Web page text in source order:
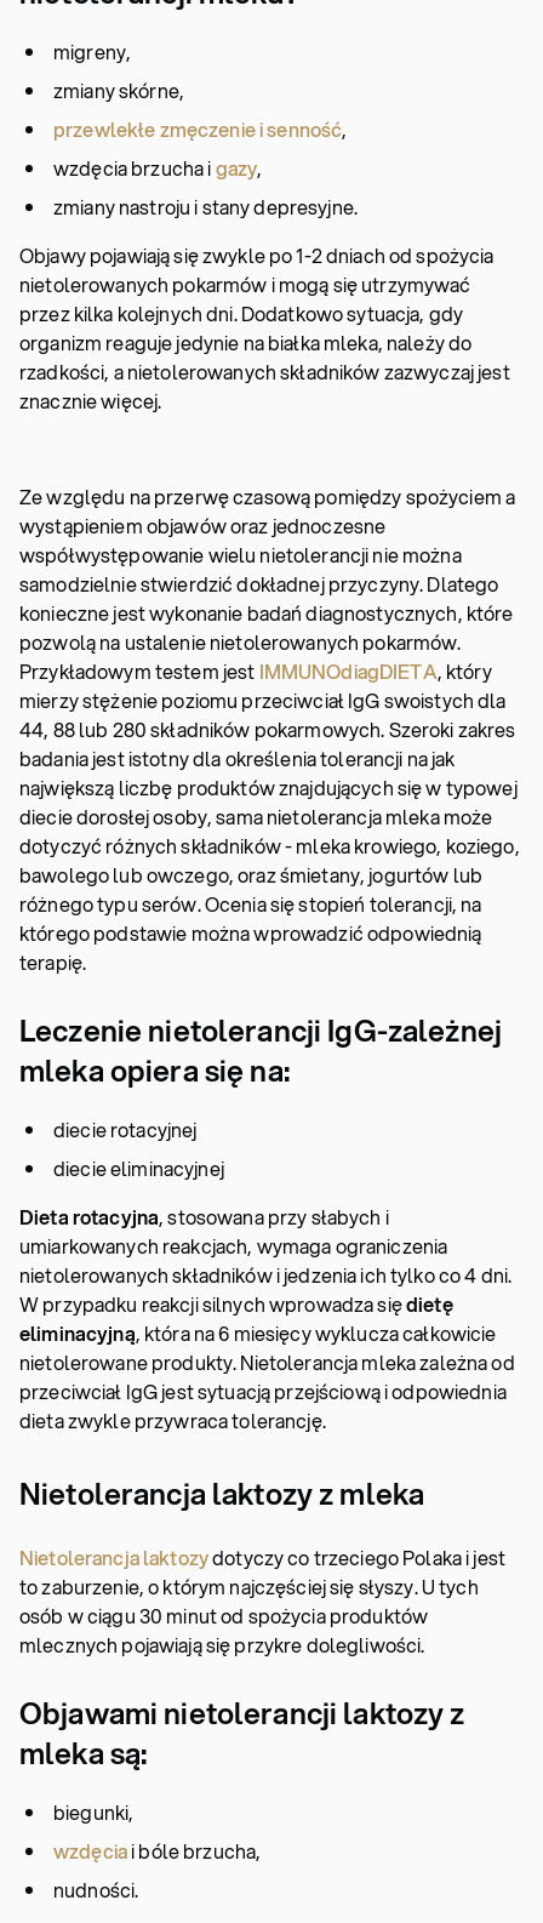
migreny,
zmiany skórne,
przewlekłe zmęczenie i senność,
wzdęcia brzucha igazy,
zmiany nastroju i stany depresyjne.
Objawy pojawiają się zwykle po 1-2 dniach od spożycia
nietolerowanych pokarmów i mogą się utrzymywać
przez kilka kolejnych dni. Dodatkowo sytuacja, gdy
organizm reaguje jedynie na białka mleka, należy do
rzadkości, a nietolerowanych składników zazwyczaj jest
znacznie więcej.
Ze względu na przerwę czasową pomiędzy spożyciem a
wystąpieniem objawów oraz jednoczesne
współwystępowanie wielu nietolerancji nie można
samodzielnie stwierdzić dokładnej przyczyny. Dlatego
konieczne jest wykonanie badań diagnostycznych, które
pozwolą na ustalenie nietolerowanych pokarmów.
Przykładowym testem jest IMMUNOdiagDIETA, który
mierzy stężenie poziomu przeciwciał IgG swoistych dla
44, 88 lub 280 składników pokarmowych. Szeroki zakres
badania jest istotny dla określenia tolerancji na jak
największą liczbę produktów znajdujących się w typowej
diecie dorosłej osoby, sama nietolerancja mleka może
dotyczyć różnych składników - mleka krowiego, koziego,
bawolego lub owczego, oraz śmietany, jogurtów lub
różnego typu serów. Ocenia się stopień tolerancji, na
którego podstawie można wprowadzić odpowiednią
terapię.
Leczenie nietolerancji IgG-zależnej
mleka opiera się na:
diecie rotacyjnej
diecie eliminacyjnej
Dieta rotacyjna, stosowana przy słabych i
umiarkowanych reakcjach, wymaga ograniczenia
nietolerowanych składników i jedzenia ich tylko co 4 dni.
W przypadku reakcji silnych wprowadza siędietę
eliminacyjną, która na 6 miesięcy wyklucza całkowicie
nietolerowane produkty. Nietolerancja mleka zależna od
przeciwciał IgG jest sytuacją przejściową i odpowiednia
dieta zwykle przywraca tolerancję.
Nietolerancja laktozy z mleka
Nietolerancja laktozydotyczy co trzeciego Polaka i jest
to zaburzenie, o którym najczęściej się słyszy. U tych
osób w ciągu 30 minut od spożycia produktów
mlecznych pojawiają się przykre dolegliwości.
Objawami nietolerancji laktozy z
mleka są:
biegunki,
wzdęciai bóle brzucha,
nudności.